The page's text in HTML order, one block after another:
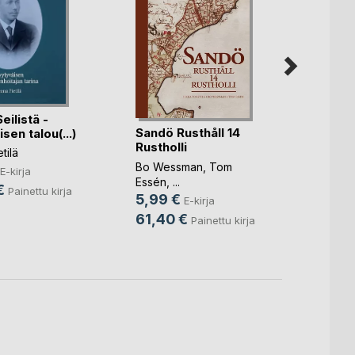
-
talou(...)
E-kirja
Painettu kirja
Sandö Rusthåll 14
Rustholli
Bo Wessman Tom
Essén , ...
5,99 € E-kirja
61,40 € Painettu kirja